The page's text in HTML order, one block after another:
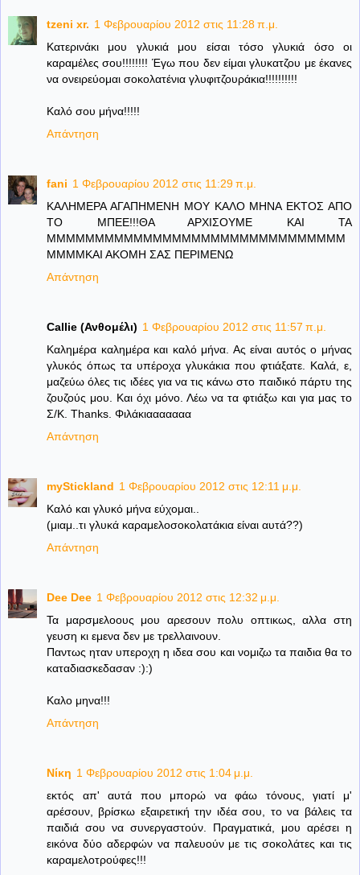
tzeni xr. 1 Φεβρουαρίου 2012 στις 11:28 π.μ.
Κατερινάκι μου γλυκιά μου είσαι τόσο γλυκιά όσο οι
καραμέλες σου!!!!!!!! Έγω που δεν είμαι γλυκατζου με έκανες
να ονειρεύομαι σοκολατένια γλυφιτζουράκια!!!!!!!!!!
Καλό σου μήνα!!!!!
Απάντηση
fani 1 Φεβρουαρίου 2012 στις 11:29 π.μ.
ΚΑΛΗΜΕΡΑ ΑΓΑΠΗΜΕΝΗ ΜΟΥ ΚΑΛΟ ΜΗΝΑ ΕΚΤΟΣ ΑΠΟ
ΤΟ ΜΠΕΕ!!!ΘΑ ΑΡΧΙΣΟΥΜΕ ΚΑΙ ΤΑ
ΜΜΜΜΜΜΜΜΜΜΜΜΜΜΜΜΜΜΜΜΜΜΜΜΜΜΜΜΜΜΜ
ΜΜΜΜΚΑΙ ΑΚΟΜΗ ΣΑΣ ΠΕΡΙΜΕΝΩ
Απάντηση
Callie (Ανθομέλι) 1 Φεβρουαρίου 2012 στις 11:57 π.μ.
Καλημέρα καλημέρα και καλό μήνα. Ας είναι αυτός ο μήνας
γλυκός όπως τα υπέροχα γλυκάκια που φτιάξατε. Καλά, ε,
μαζεύω όλες τις ιδέες για να τις κάνω στο παιδικό πάρτυ της
ζουζούς μου. Και όχι μόνο. Λέω να τα φτιάξω και για μας το
Σ/Κ. Thanks. Φιλάκιααααααα
Απάντηση
myStickland 1 Φεβρουαρίου 2012 στις 12:11 μ.μ.
Καλό και γλυκό μήνα εύχομαι..
(μιαμ..τι γλυκά καραμελοσοκολατάκια είναι αυτά??)
Απάντηση
Dee Dee 1 Φεβρουαρίου 2012 στις 12:32 μ.μ.
Τα μαρσμελοους μου αρεσουν πολυ οπτικως, αλλα στη
γευση κι εμενα δεν με τρελλαινουν.
Παντως ηταν υπεροχη η ιδεα σου και νομιζω τα παιδια θα το
καταδιασκεδασαν :):)
Καλο μηνα!!!
Απάντηση
Νίκη 1 Φεβρουαρίου 2012 στις 1:04 μ.μ.
εκτός απ' αυτά που μπορώ να φάω τόνους, γιατί μ'
αρέσουν, βρίσκω εξαιρετική την ιδέα σου, το να βάλεις τα
παιδιά σου να συνεργαστούν. Πραγματικά, μου αρέσει η
εικόνα δύο αδερφών να παλευούν με τις σοκολάτες και τις
καραμελοτρούφες!!!